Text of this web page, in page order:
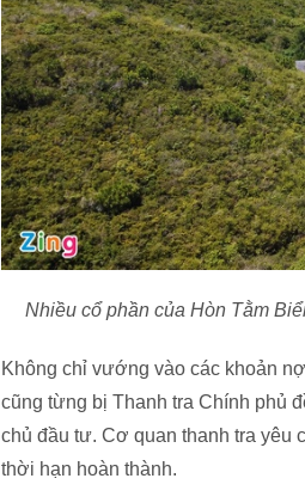
Nhiều cổ phần của Hòn Tằm
Không chỉ vướng vào các khoản
cũng từng bị Thanh tra Chính phủ
chủ đầu tư. Cơ quan thanh tra yêu
thời hạn hoàn thành.